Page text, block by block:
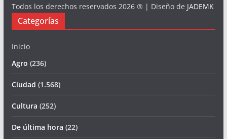
Todos los derechos reservados 2026 ® | Diseño de JADEMK
Categorías
Inicio
Agro (236)
Ciudad (1.568)
Cultura (252)
De última hora (22)